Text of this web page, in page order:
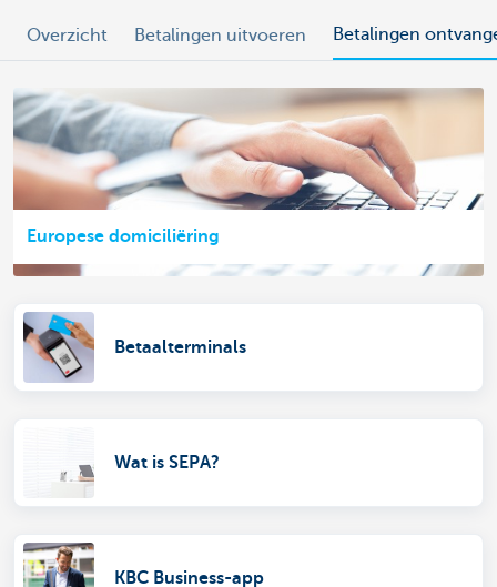
Overzicht Betalingen uitvoeren Betalingen
Europese domiciliëring
Betaalterminals
Wat is SEPA?
KBC Business-app